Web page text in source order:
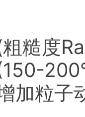
糙度
加粒子